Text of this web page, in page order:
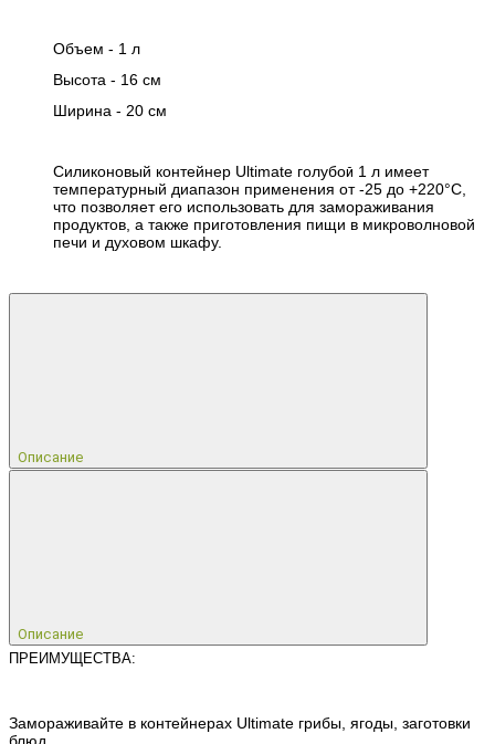
Объем - 1 л
Высота - 16 см
Ширина - 20 см
Силиконовый контейнер Ultimate голубой 1 л имеет
температурный диапазон применения от -25 до +220°C,
что позволяет его использовать для замораживания
продуктов, а также приготовления пищи в микроволновой
печи и духовом шкафу.
Описание
Описание
ПРЕИМУЩЕСТВА:
Замораживайте в контейнерах Ultimate грибы, ягоды, заготовки